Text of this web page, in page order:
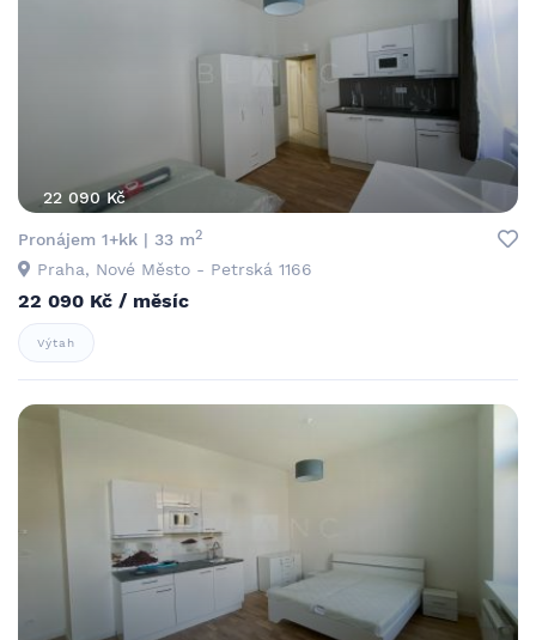
22 090 Kč
Pronájem 1+kk | 33 m2
Praha, Nové Město - Petrská 1166
22 090 Kč / měsíc
Výtah